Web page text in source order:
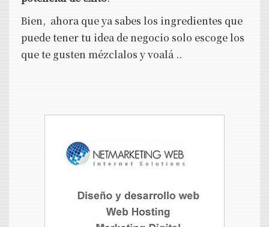
Bien, ahora que ya sabes los ingredientes que
puede tener tu idea de negocio solo escoge los
que te gusten mézclalos y voalá ..